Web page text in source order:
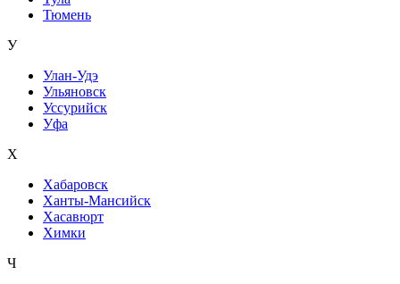
Тюмень
У
Улан-Удэ
Ульяновск
Уссурийск
Уфа
Х
Хабаровск
Ханты-Мансийск
Хасавюрт
Химки
Ч